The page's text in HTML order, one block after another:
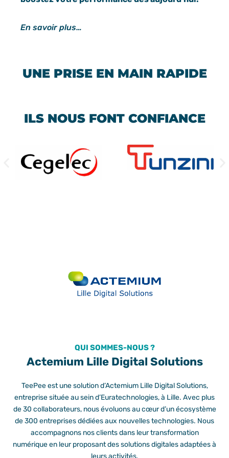
En savoir plus…
UNE PRISE EN MAIN RAPIDE
ILS NOUS FONT CONFIANCE
QUI SOMMES-NOUS ?
Actemium Lille Digital Solutions
TeePee est une solution d’Actemium Lille Digital Solutions,
entreprise située au sein d’Euratechnologies, à Lille. Avec plus
de 30 collaborateurs, nous évoluons au cœur d’un écosystème
de 300 entreprises dédiées aux nouvelles technologies. Nous
accompagnons nos clients dans leur transformation
numérique en leur proposant des solutions digitales adaptées à